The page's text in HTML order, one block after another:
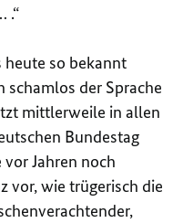
.“
heute so bekannt
schamlos der Sprache
mittlerweile in allen
Bundestag
Jahren noch
vor, wie trügerisch die